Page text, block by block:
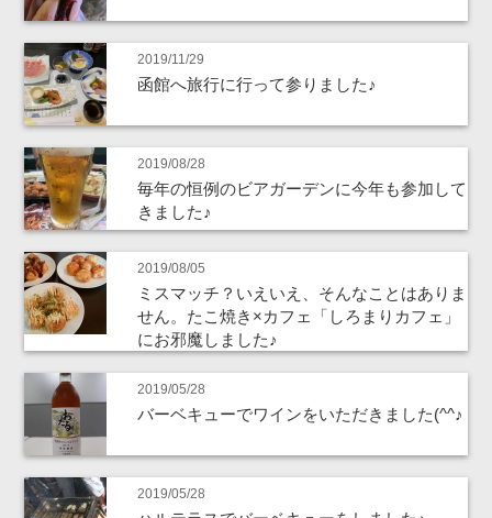
2019/11/29
函館へ旅行に行って参りました♪
2019/08/28
毎年の恒例のビアガーデンに今年も参加して
きました♪
2019/08/05
ミスマッチ？いえいえ、そんなことはありま
せん。たこ焼き×カフェ「しろまりカフェ」
にお邪魔しました♪
2019/05/28
バーベキューでワインをいただきました(^^♪
2019/05/28